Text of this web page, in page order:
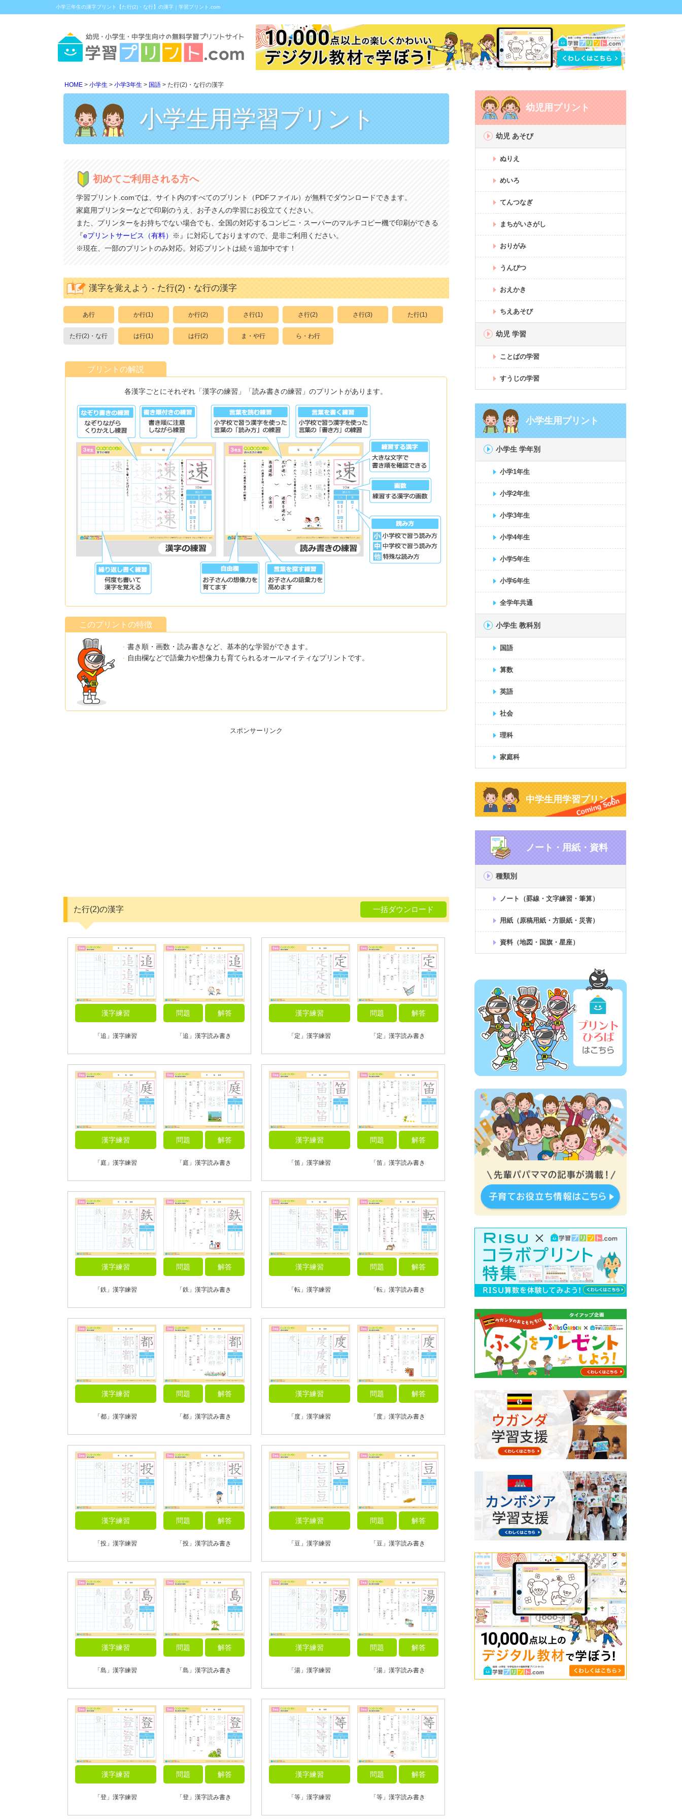
小学三年生の漢字プリント【た行(2)・な行】の漢字｜学習プリント.com
HOME 小学生 小学3年生 国語 た行(2)・な行の漢字
小学生用学習プリント
初めてご利用される方へ
学習プリント.comでは、サイト内のすべてのプリント（PDFファイル）が無料でダウンロードできます。
家庭用プリンターなどで印刷のうえ、お子さんの学習にお役立てください。
また、プリンターをお持ちでない場合でも、全国の対応するコンビニ・スーパーのマルチコピー機で印刷ができる
『eプリントサービス（有料）
※』に対応しておりますので、是非ご利用ください。
※現在、一部のプリントのみ対応。対応プリントは続々追加中です！
漢字を覚えよう - た行(2)・な行の漢字
あ行 か行(1) か行(2) さ行(1) さ行(2) さ行(3) た行(1)
た行(2)・な行 は行(1) は行(2) ま・や行 ら・わ行
プリントの解説
各漢字ごとにそれぞれ「漢字の練習」「読み書きの練習」のプリントがあります。
このプリントの特徴
書き順・画数・読み書きなど、基本的な学習ができます。
自由欄などで語彙力や想像力も育てられるオールマイティなプリントです。
スポンサーリンク
た行(2)の漢字 一括ダウンロード
漢字練習
「追」漢字練習
問題 解答
「追」漢字読み書き
漢字練習
「定」漢字練習
問題 解答
「定」漢字読み書き
漢字練習
「庭」漢字練習
問題 解答
「庭」漢字読み書き
漢字練習
「笛」漢字練習
問題 解答
「笛」漢字読み書き
漢字練習
「鉄」漢字練習
問題 解答
「鉄」漢字読み書き
漢字練習
「転」漢字練習
問題 解答
「転」漢字読み書き
漢字練習
「都」漢字練習
問題 解答
「都」漢字読み書き
漢字練習
「度」漢字練習
問題 解答
「度」漢字読み書き
漢字練習
「投」漢字練習
問題 解答
「投」漢字読み書き
漢字練習
「豆」漢字練習
問題 解答
「豆」漢字読み書き
漢字練習
「島」漢字練習
問題 解答
「島」漢字読み書き
漢字練習
「湯」漢字練習
問題 解答
「湯」漢字読み書き
漢字練習
「登」漢字練習
問題 解答
「登」漢字読み書き
漢字練習
「等」漢字練習
問題 解答
「等」漢字読み書き
幼児用プリント
幼児 あそび
ぬりえ
めいろ
てんつなぎ
まちがいさがし
おりがみ
うんぴつ
おえかき
ちえあそび
幼児 学習
ことばの学習
すうじの学習
小学生用プリント
小学生 学年別
小学1年生
小学2年生
小学3年生
小学4年生
小学5年生
小学6年生
全学年共通
小学生 教科別
国語
算数
英語
社会
理科
家庭科
中学生用学習プリント
ノート・用紙・資料
種類別
ノート（罫線・文字練習・筆算）
用紙（原稿用紙・方眼紙・災害）
資料（地図・国旗・星座）